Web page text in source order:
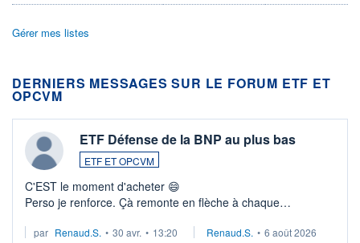
Gérer mes listes
DERNIERS MESSAGES SUR LE FORUM ETF ET
OPCVM
ETF Défense de la BNP au plus bas
ETF ET OPCVM
C'EST le moment d'acheter 😄​
Perso je renforce. Çà remonte en flèche à chaque
Investissement long terme tip top pour sa retraite.
par Renaud.S. • 30 avr. • 13:20 Renaud.S. • 6 août 2026